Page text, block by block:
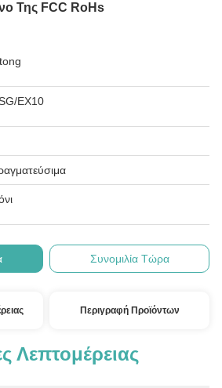
Της FCC RoHs
EX10
Συνομιλία Τώρα
Περιγραφή Προϊόντων
Λεπτομέρειας